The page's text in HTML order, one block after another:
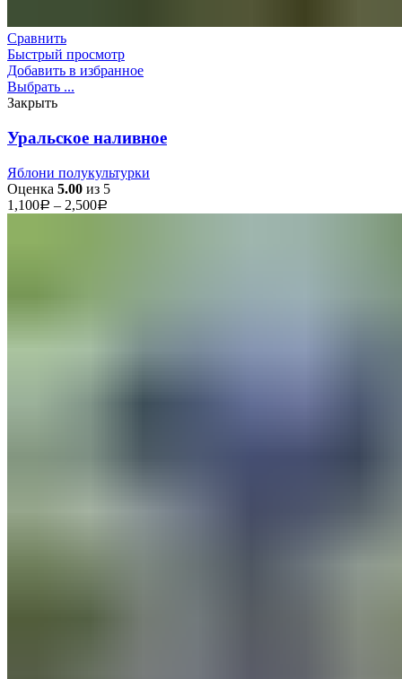
Сравнить
Быстрый просмотр
Добавить в избранное
Выбрать ...
Закрыть
Уральское наливное
Яблони полукультурки
Оценка 5.00 из 5
1,100Р – 2,500Р